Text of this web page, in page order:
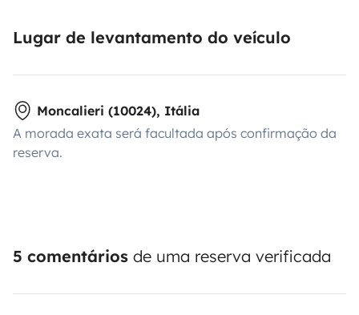
Lugar de levantamento do veículo
Moncalieri (10024), Itália
A morada exata será facultada após confirmação da
reserva.
5 comentários de uma reserva verificada